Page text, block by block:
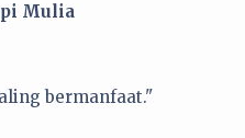
Mulia
bermanfaat."